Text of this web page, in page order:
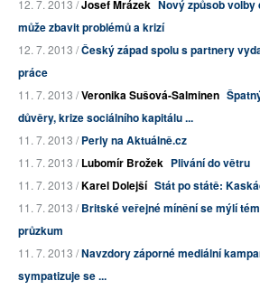
12. 7. 2013 /Josef Mrázek Nový způsob volby
může zbavit problémů a krizí
12. 7. 2013 /Český západ spolu s partnery
práce
11. 7. 2013 /Veronika Sušová-Salminen
důvěry, krize sociálního kapitálu ...
11. 7. 2013 /Perly na Aktuálně.cz
11. 7. 2013 /Lubomír Brožek Plivání do větru
11. 7. 2013 /Karel Dolejší Stát po státě:
11. 7. 2013 /Britské veřejné mínění se mýlí
průzkum
11. 7. 2013 /Navzdory záporné mediální
sympatizuje se ...